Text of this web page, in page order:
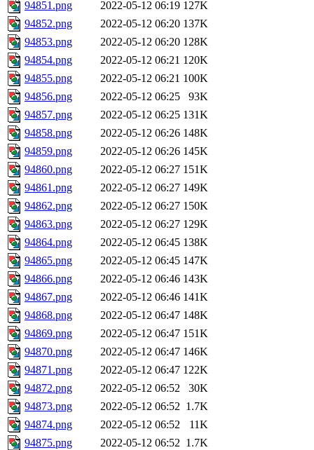
94851.png 2022-05-12 06:19 127K
94852.png
2022-05-12 06:20 137K
94853.png
2022-05-12 06:20 128K
94854.png
2022-05-12 06:21 120K
94855.png
2022-05-12 06:21 100K
94856.png
2022-05-12 06:25
93K
94857.png
2022-05-12 06:25 131K
94858.png
2022-05-12 06:26 148K
94859.png
2022-05-12 06:26 145K
94860.png
2022-05-12 06:27 151K
94861.png
2022-05-12 06:27 149K
94862.png
2022-05-12 06:27 150K
94863.png
2022-05-12 06:27 129K
94864.png
2022-05-12 06:45 138K
94865.png
2022-05-12 06:45 147K
94866.png
2022-05-12 06:46 143K
94867.png
2022-05-12 06:46 141K
94868.png
2022-05-12 06:47 148K
94869.png
2022-05-12 06:47 151K
94870.png
2022-05-12 06:47 146K
94871.png
2022-05-12 06:47 122K
94872.png
2022-05-12 06:52
30K
94873.png
2022-05-12 06:52 1.7K
94874.png
2022-05-12 06:52
11K
94875.png
2022-05-12 06:52 1.7K